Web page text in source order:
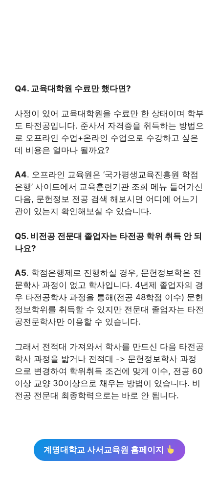
Q4. 교육대학원 수료만 했다면?
사정이 있어 교육대학원을 수료만 한 상태이며 학부
도 타전공입니다. 준사서 자격증을 취득하는 방법으
로 오프라인 수업+온라인 수업으로 수강하고 싶은
데 비용은 얼마나 될까요?
A4. 오프라인 교육원은 ‘국가평생교육진흥원 학점
은행’ 사이트에서 교육훈련기관 조회 메뉴 들어가신
다음, 문헌정보 전공 검색 해보시면 어디에 어느기
관이 있는지 확인해보실 수 있습니다.
Q5. 비전공 전문대 졸업자는 타전공 학위 취득 안 되
나요?
A5. 학점은행제로 진행하실 경우, 문헌정보학은 전
문학사 과정이 없고 학사입니다. 4년제 졸업자의 경
우 타전공학사 과정을 통해(전공 48학점 이수) 문헌
정보학위를 취득할 수 있지만 전문대 졸업자는 타전
공전문학사만 이용할 수 있습니다.
그래서 전적대 가져와서 학사를 만드신 다음 타전공
학사 과정을 밟거나 전적대 -> 문헌정보학사 과정
으로 변경하여 학위취득 조건에 맞게 이수, 전공 60
이상 교양 30이상으로 채우는 방법이 있습니다. 비
전공 전문대 최종학력으로는 바로 안 됩니다.
계명대학교 사서교육원 홈페이지